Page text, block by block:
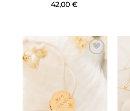
42,00 €
à la liste
d’envies